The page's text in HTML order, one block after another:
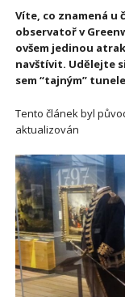
Víte, co znamená u
observatoř v
ovšem jedinou
navštívit. Udělejte
sem “tajným”
Tento článek byl
aktualizován